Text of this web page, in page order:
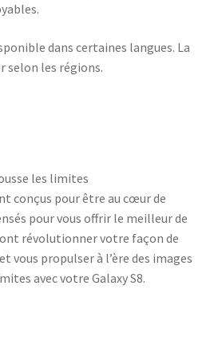
dans certaines langues. La
selon les régions.
les limites
conçus pour être au cœur de
pour vous offrir le meilleur de
révolutionner votre façon de
vous propulser à l’ère des images
avec votre Galaxy S8.